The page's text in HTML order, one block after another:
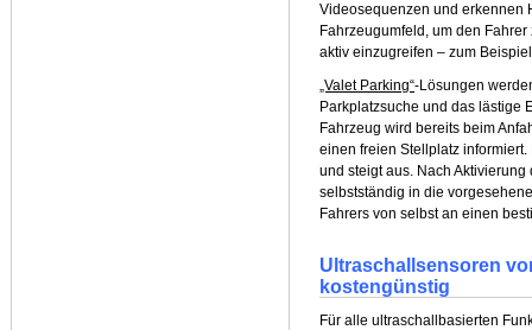
Videosequenzen und erkennen
Fahrzeugumfeld, um den
aktiv einzugreifen – zum
„Valet Parking“-Lösungen
Parkplatzsuche und das lästige
Fahrzeug wird bereits beim
einen freien Stellplatz
und steigt aus. Nach
selbstständig in die
Fahrers von selbst an einen
Ultraschallsensoren
kostengünstig
Für alle ultraschallbasierten